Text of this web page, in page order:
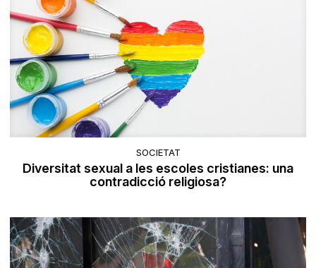
SOCIETAT
Diversitat sexual a les escoles cristianes: una
contradicció religiosa?